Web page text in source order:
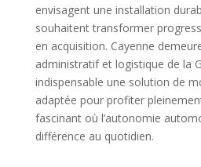
envisagent une installation
souhaitent transformer
en acquisition. Cayenne
administratif et logistique de la
indispensable une solution de
adaptée pour profiter
fascinant où l’autonomie
différence au quotidien.